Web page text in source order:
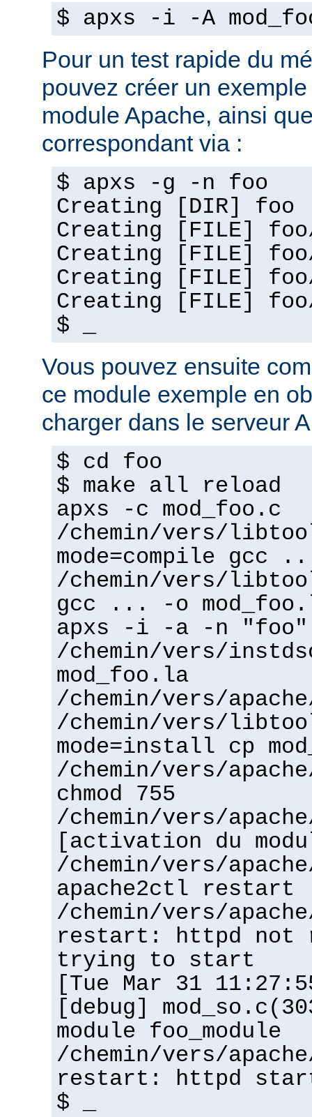
$ apxs -i -A
Pour un test rapide du
pouvez créer un
module Apache, ainsi
correspondant via :
$ apxs -g -n foo
Creating [DIR] foo
Creating [FILE]
Creating [FILE] foo/
Creating [FILE]
Creating [FILE]
$ _
Vous pouvez ensuite
ce module exemple en
charger dans le serveur
$ cd foo
$ make all reload
apxs -c mod_foo.c
/chemin/vers/
mode=compile gcc
/chemin/vers/
gcc ... -o
apxs -i -a -n "foo"
/chemin/vers/
mod_foo.la
/chemin/vers/
/chemin/vers/
mode=install cp
/chemin/vers/
chmod 755
/chemin/vers/
[activation du
/chemin/vers/
apache2ctl restart
/chemin/vers/
restart: httpd not
trying to start
[Tue Mar 31
[debug]
module foo_module
/chemin/vers/
restart: httpd
$ _